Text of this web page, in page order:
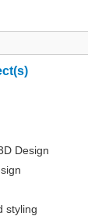
Design
styling